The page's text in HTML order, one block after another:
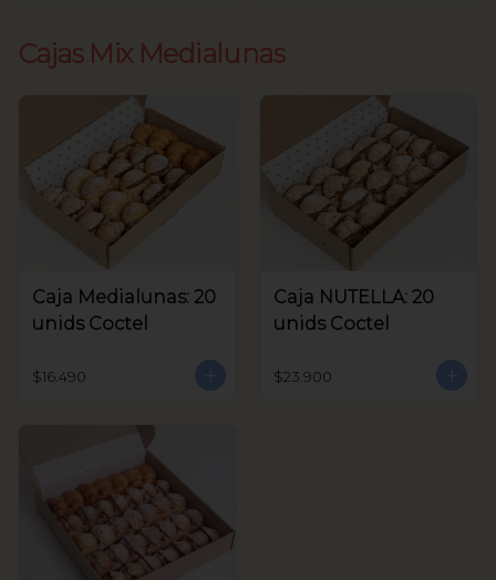
Cajas Mix Medialunas
Caja Medialunas: 20
unids Coctel
$16.490
Caja NUTELLA: 20
unids Coctel
$23.900